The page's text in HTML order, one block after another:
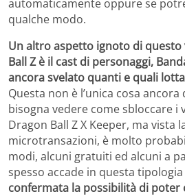
automaticamente oppure se
qualche modo.
Un altro aspetto ignoto di
Ball Z è il cast di personaggi,
ancora svelato quanti e quali
Questa non è l’unica cosa
bisogna vedere come sbloccare
Dragon Ball Z X Keeper, ma vista
microtransazioni, è molto
modi, alcuni gratuiti ed alcuni a
spesso accade in questa
confermata la possibilità di poter